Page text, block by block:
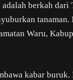
berkah dari
tanaman.
Waru,
kabar